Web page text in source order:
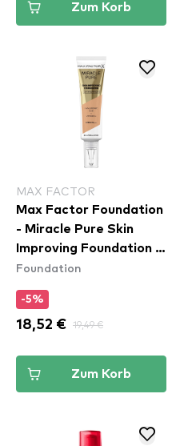
Zum Korb
MAX FACTOR
Max Factor Foundation
- Miracle Pure Skin
Improving Foundation -
50 Natural Rose
Foundation
-5%
18,52 € 19,49 €
Zum Korb